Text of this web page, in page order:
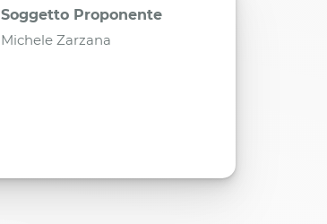
Soggetto Proponente
Michele Zarzana